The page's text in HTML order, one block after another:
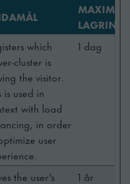
MAXIMAL
which
cluster is
the visitor.
is used in
with load
in order
user
1 dag
the user's
1 år